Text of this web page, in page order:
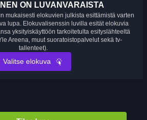
ON LUVANVARAISTA
mukaisesti elokuvien julkista esittämistä varten
lupa. Elokuvalisenssin luvilla esität elokuvia
yksityiskäyttöön tarkoitetulta esityslähteeltä
Areena, muut suoratoistopalvelut sekä tv-
tallenteet).
Valitse elokuva